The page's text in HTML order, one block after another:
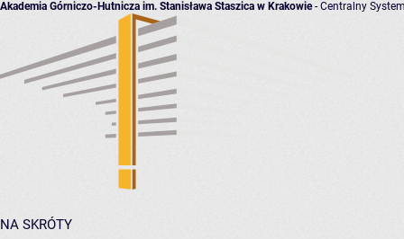
Akademia Górniczo-Hutnicza im. Stanisława Staszica w Krakowie- Centralny
NA SKRÓTY